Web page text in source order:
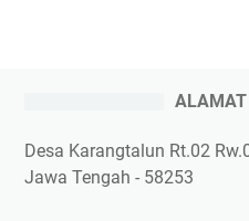
ALAMAT
Desa Karangtalun Rt.02
Jawa Tengah - 58253